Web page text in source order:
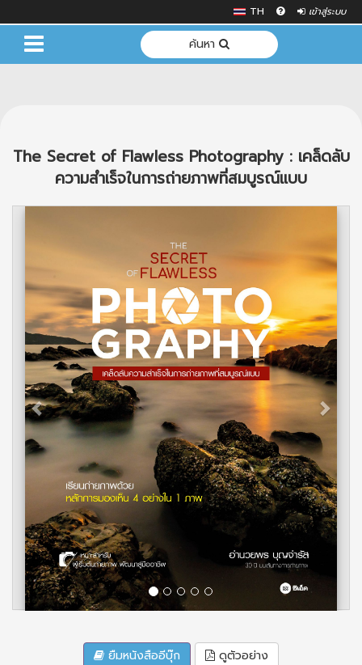
TH เข้าสู่ระบบ
ค้นหา
The Secret of Flawless Photography : เคล็ดลับ
ความสำเร็จในการถ่ายภาพที่สมบูรณ์แบบ
Next
ยืมหนังสืออีบุ๊ก ดูตัวอย่าง